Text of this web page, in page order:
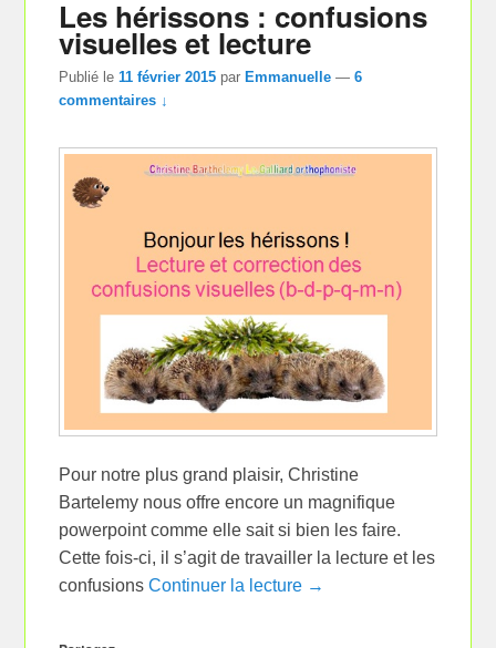
Les hérissons : confusions
visuelles et lecture
Publié le11 février 2015 par Emmanuelle —6
commentaires ↓
Pour notre plus grand plaisir, Christine
Bartelemy nous offre encore un magnifique
powerpoint comme elle sait si bien les faire.
Cette fois-ci, il s’agit de travailler la lecture et les
confusionsContinuer la lecture →